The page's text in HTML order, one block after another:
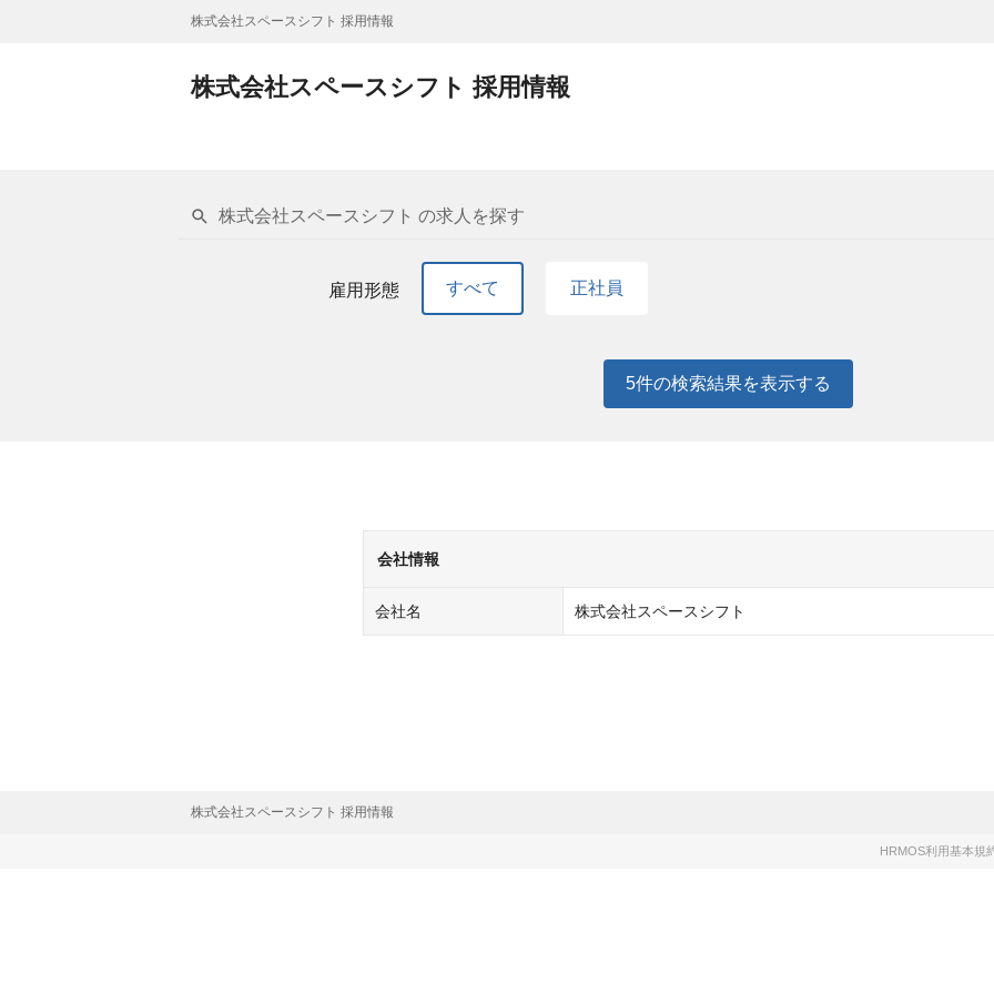
株式会社スペースシフト 採用情報
株式会社スペースシフト 採用情報
株式会社スペースシフト の求人を探す
雇用形態 すべて 正社員
5件の検索結果を表示する
会社情報
会社名 株式会社スペースシフト
株式会社スペースシフト 採用情報
HRMOS利用基本規